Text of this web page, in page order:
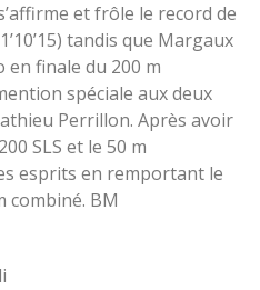
et frôle le record de
tandis que Margaux
finale du 200 m
spéciale aux deux
Perrillon. Après avoir
SLS et le 50 m
esprits en remportant le
combiné. BM